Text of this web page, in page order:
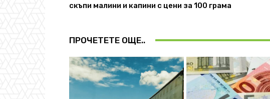
скъпи малини и капини с цени за 100 грама
ПРОЧЕТЕТЕ ОЩЕ..